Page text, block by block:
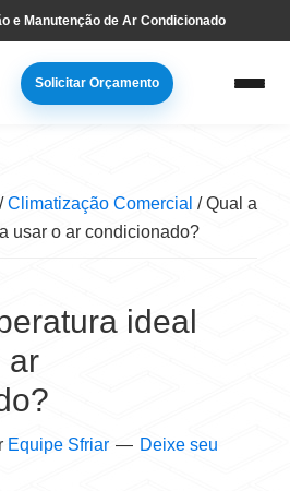
e Manutenção de Ar Condicionado
Solicitar Orçamento
/ Climatização Comercial /Qual a
usar o ar condicionado?
ideal
ar
Equipe Sfriar
Deixe seu